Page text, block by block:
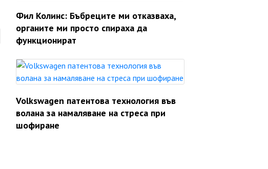
Фил Колинс: Бъбреците ми отказваха,
органите ми просто спираха да
функционират
Volkswagen патентова технология във
волана за намаляване на стреса при
шофиране